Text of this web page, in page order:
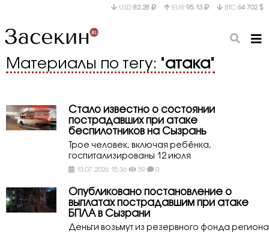
USD 82.28 EUR 95.13 BTC 64 702
Материалы по тегу: "атака"
Стало известно о состоянии
пострадавших при атаке
беспилотников на Сызрань
Трое человек, включая ребёнка,
госпитализированы 12 июля
13.07.2026 15:36 59 0
Опубликовано постановление о
выплатах пострадавшим при атаке
БПЛА в Сызрани
Деньги возьмут из резервного фонда региона